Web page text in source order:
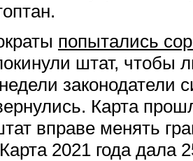
попытались
штат, чтобы
законодатели
Карта
вправе менять
2021 года дала